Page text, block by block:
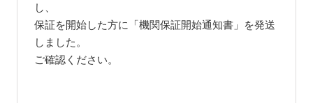
し、
保証を開始した方に「機関保証開始通知書」を発送
しました。
ご確認ください。